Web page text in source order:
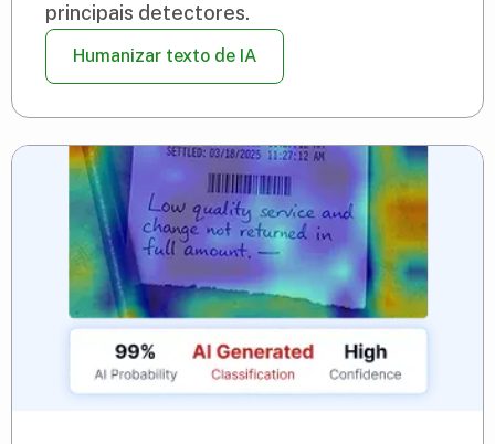
principais detectores.
Humanizar texto de IA